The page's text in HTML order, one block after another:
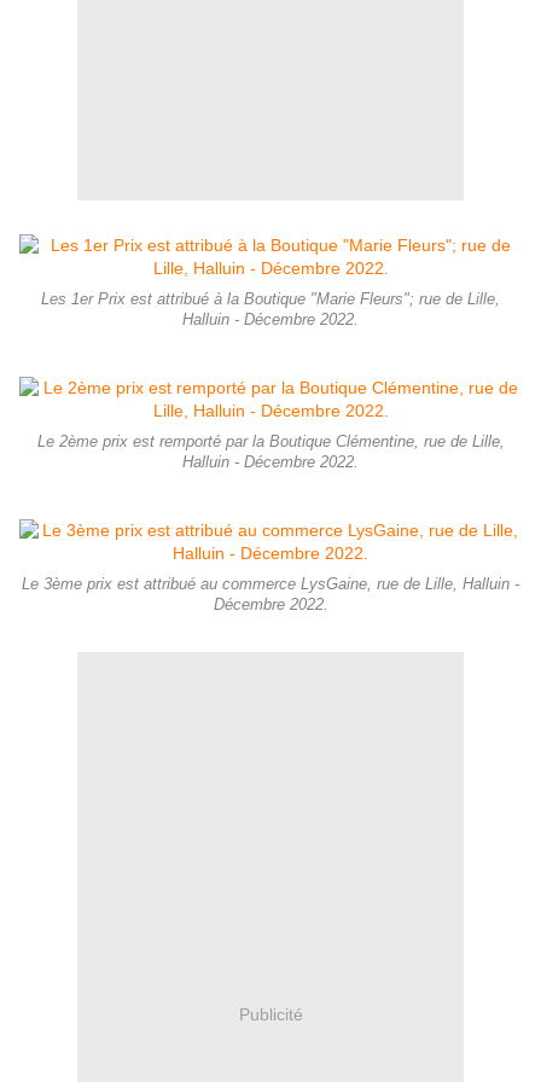
Les 1er Prix est attribué à la Boutique "Marie Fleurs"; rue de Lille,
Halluin - Décembre 2022.
Le 2ème prix est remporté par la Boutique Clémentine, rue de Lille,
Halluin - Décembre 2022.
Le 3ème prix est attribué au commerce LysGaine, rue de Lille, Halluin -
Décembre 2022.
Publicité